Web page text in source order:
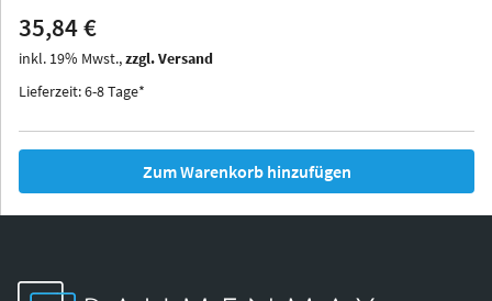
Iowa
35,84 €
inkl. 19% Mwst.,zzgl. Versand
Lieferzeit: 6-8 Tage*
Zum Warenkorb hinzufügen